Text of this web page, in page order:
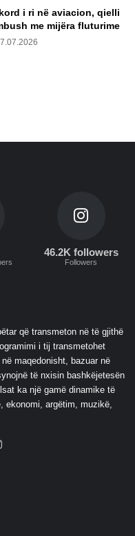
i ri në aviacion, qielli
me mijëra fluturime
46.2K followers
Followers
që transmeton në të gjithë
i tij transmetohet
maqedonisht, bazuar në
të nxisin bashkëjetesën
ka një gamë dinamike të
ekonomi, argëtim, muzikë,